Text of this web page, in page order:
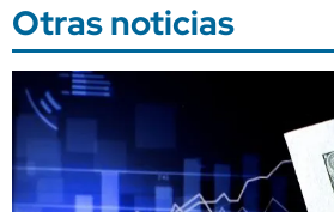
Otras noticias